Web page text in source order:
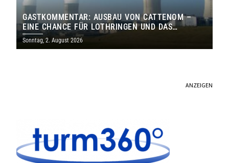
GASTKOMMENTAR: AUSBAU VON CATTENOM –
EINE CHANCE FÜR LOTHRINGEN UND DAS
SAARLAND
Sonntag, 2. August 2026
ANZEIGEN